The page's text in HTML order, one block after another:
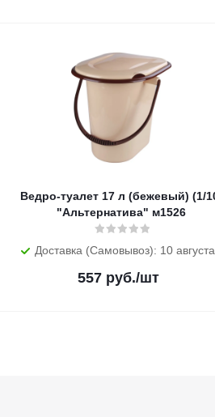
Ведро-туалет 17 л (бежевый) (1/10)
"Альтернатива" м1526
Доставка (Самовывоз): 10 августа
557 руб./шт